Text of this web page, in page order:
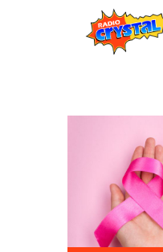
Promociones
Noticias
Para ti